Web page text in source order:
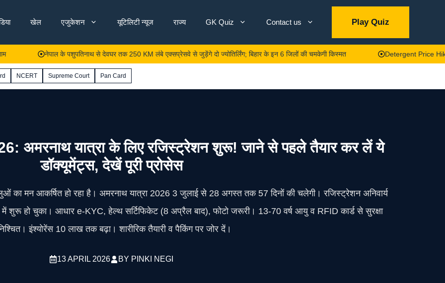
खेल एजुकेशन यूटिलिटी न्यूज राज्य GK Quiz Contact us Play Quiz
नेपाल के पशुपतिनाथ से देवघर तक 250 KM लंबे एक्सप्रेसवे से जुड़ेंगे दो ज्योतिर्लिंग; बिहार के इन 6 जिलों की चमकेगी किस्मत Detergent Price Hike: अब कपड़े
NCERT Supreme Court Pan Card
अमरनाथ यात्रा के लिए रजिस्ट्रेशन शुरू! जाने से पहले तैयार कर लें ये
डॉक्यूमेंट्स, देखें पूरी प्रोसेस
का मन आकर्षित हो रहा है। अमरनाथ यात्रा 2026 3 जुलाई से 28 अगस्त तक 57 दिनों की चलेगी। रजिस्ट्रेशन अनिवार्य
हो चुका। आधार e-KYC, हेल्थ सर्टिफिकेट (8 अप्रैल बाद), फोटो जरूरी। 13-70 वर्ष आयु व RFID कार्ड से सुरक्षा
इंश्योरेंस 10 लाख तक बढ़ा। शारीरिक तैयारी व पैकिंग पर जोर दें।
13 APRIL 2026 BY PINKI NEGI